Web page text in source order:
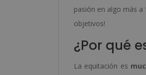
pasión en algo más a
objetivos!
¿Por qué
La equitación es